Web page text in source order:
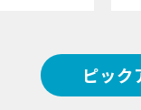
ピック